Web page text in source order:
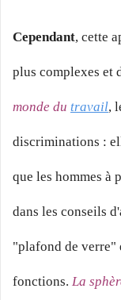
Cependant, cette
plus complexes et
monde du travail,
discriminations :
que les hommes à
dans les conseils
"plafond de verre"
fonctions. La